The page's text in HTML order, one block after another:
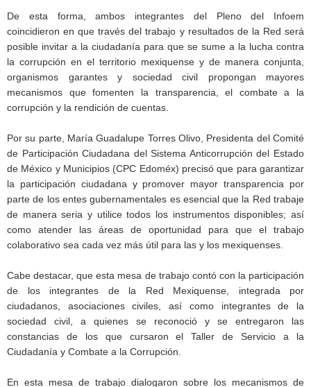
De esta forma, ambos integrantes del Pleno del Infoem
coincidieron en que través del trabajo y resultados de la Red será
posible invitar a la ciudadanía para que se sume a la lucha contra
la corrupción en el territorio mexiquense y de manera conjunta,
organismos garantes y sociedad civil propongan mayores
mecanismos que fomenten la transparencia, el combate a la
corrupción y la rendición de cuentas.
Por su parte, María Guadalupe Torres Olivo, Presidenta del Comité
de Participación Ciudadana del Sistema Anticorrupción del Estado
de México y Municipios (CPC Edoméx) precisó que para garantizar
la participación ciudadana y promover mayor transparencia por
parte de los entes gubernamentales es esencial que la Red trabaje
de manera seria y utilice todos los instrumentos disponibles; así
como atender las áreas de oportunidad para que el trabajo
colaborativo sea cada vez más útil para las y los mexiquenses.
Cabe destacar, que esta mesa de trabajo contó con la participación
de los integrantes de la Red Mexiquense, integrada por
ciudadanos, asociaciones civiles, así como integrantes de la
sociedad civil, a quienes se reconoció y se entregaron las
constancias de los que cursaron el Taller de Servicio a la
Ciudadanía y Combate a la Corrupción.
En esta mesa de trabajo dialogaron sobre los mecanismos de